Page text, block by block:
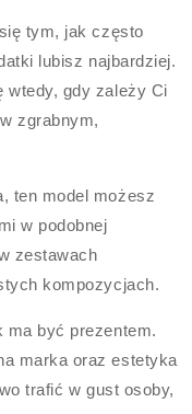
tym, jak często
lubisz najbardziej.
wtedy, gdy zależy Ci
zgrabnym,
ten model możesz
w podobnej
zestawach
kompozycjach.
ma być prezentem.
marka oraz estetyka
trafić w gust osoby,